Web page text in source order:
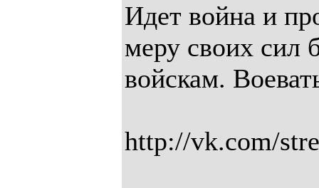
Идет война и
меру своих сил
войскам.
http://vk.com/